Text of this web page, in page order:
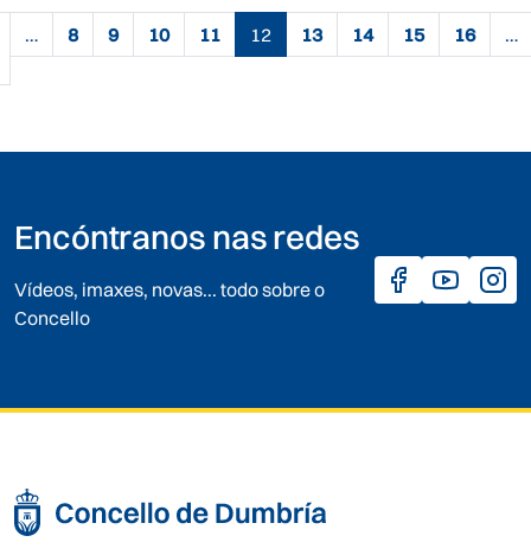
Paxinación
anterior
… 8 9 10 11 12 13 14 15 16 …
Encóntranos nas redes
Vídeos, imaxes, novas... todo sobre o
Concello